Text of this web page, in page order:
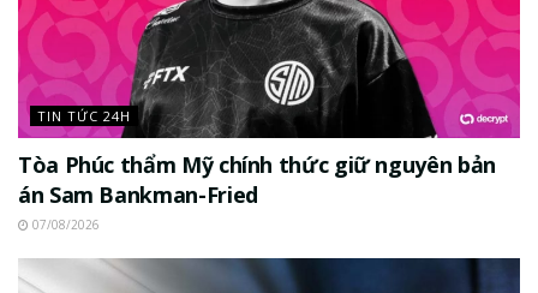
TIN TỨC 24H
Tòa Phúc thẩm Mỹ chính thức giữ nguyên bản
án Sam Bankman-Fried
07/08/2026